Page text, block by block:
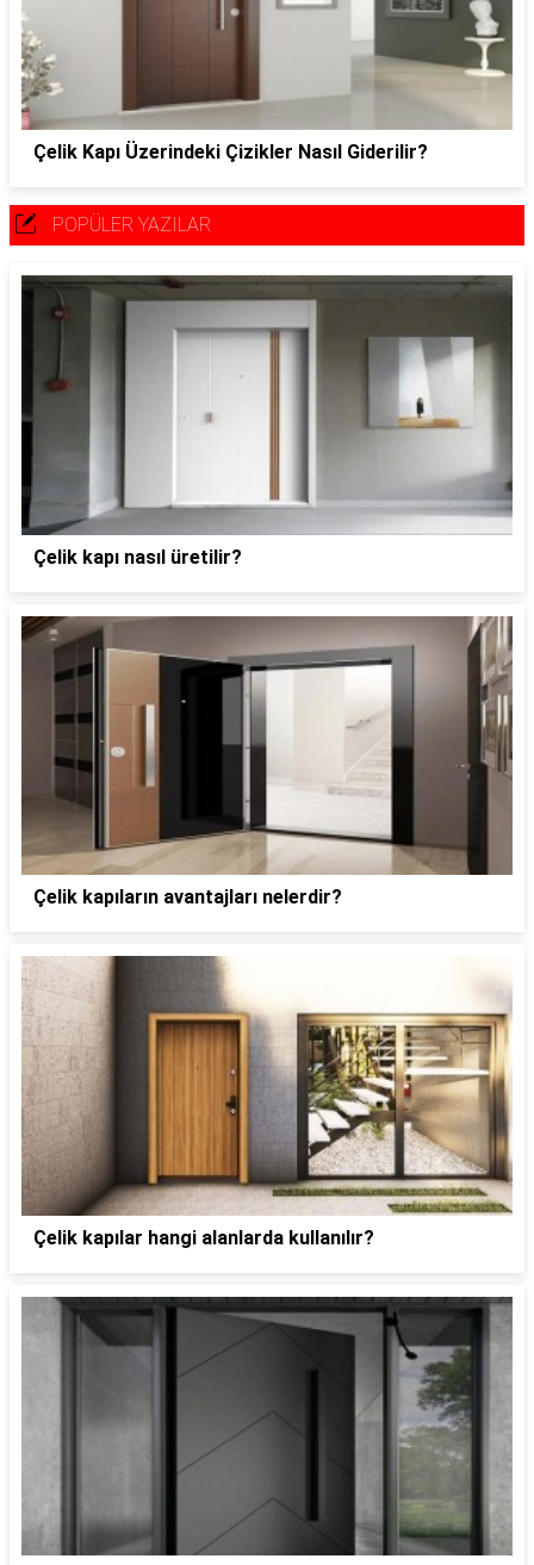
Çelik Kapı Üzerindeki Çizikler Nasıl Giderilir?
POPÜLER YAZILAR
Çelik kapı nasıl üretilir?
Çelik kapıların avantajları nelerdir?
Çelik kapılar hangi alanlarda kullanılır?